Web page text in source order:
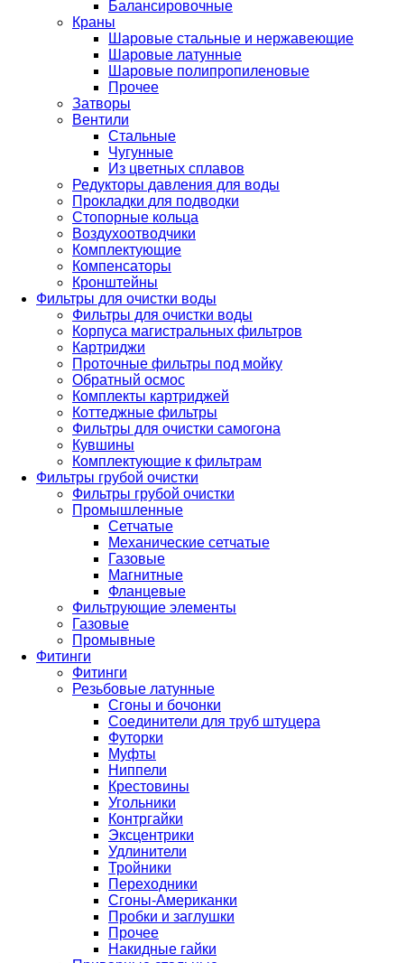
Балансировочные
Краны
Шаровые стальные и нержавеющие
Шаровые латунные
Шаровые полипропиленовые
Прочее
Затворы
Вентили
Стальные
Чугунные
Из цветных сплавов
Редукторы давления для воды
Прокладки для подводки
Стопорные кольца
Воздухоотводчики
Комплектующие
Компенсаторы
Кронштейны
Фильтры для очистки воды
Фильтры для очистки воды
Корпуса магистральных фильтров
Картриджи
Проточные фильтры под мойку
Обратный осмос
Комплекты картриджей
Коттеджные фильтры
Фильтры для очистки самогона
Кувшины
Комплектующие к фильтрам
Фильтры грубой очистки
Фильтры грубой очистки
Промышленные
Сетчатые
Механические сетчатые
Газовые
Магнитные
Фланцевые
Фильтрующие элементы
Газовые
Промывные
Фитинги
Фитинги
Резьбовые латунные
Сгоны и бочонки
Соединители для труб штуцера
Футорки
Муфты
Ниппели
Крестовины
Угольники
Контргайки
Эксцентрики
Удлинители
Тройники
Переходники
Сгоны-Американки
Пробки и заглушки
Прочее
Накидные гайки